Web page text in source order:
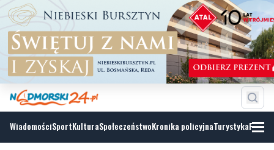
WiadomościSportKulturaSpołeczeństwoKronika policyjnaTurystyka